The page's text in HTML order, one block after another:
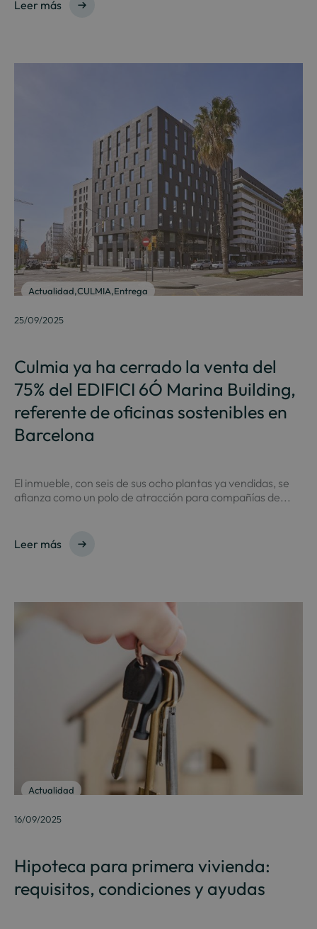
Leer más
Actualidad,CULMIA,Entrega
25/09/2025
Culmia ya ha cerrado la venta del
75% del EDIFICI 6Ó Marina Building,
referente de oficinas sostenibles en
Barcelona
El inmueble, con seis de sus ocho plantas ya vendidas, se
afianza como un polo de atracción para compañías de...
Leer más
Actualidad
16/09/2025
Hipoteca para primera vivienda:
requisitos, condiciones y ayudas